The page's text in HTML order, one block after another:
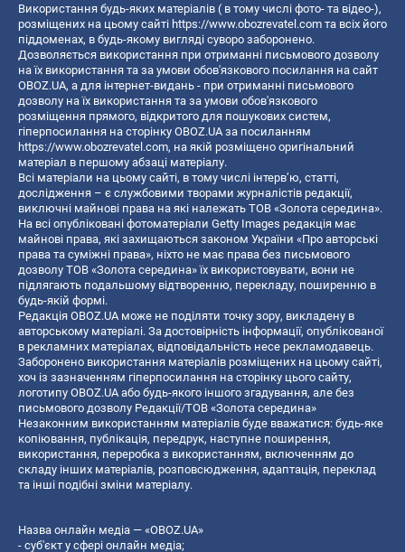
Використання будь-яких матеріалів ( в тому числі фото- та відео-),
розміщених на цьому сайті https://www.obozrevatel.com та всіх його
піддоменах, в будь-якому вигляді суворо заборонено.
Дозволяється використання при отриманні письмового дозволу
на їх використання та за умови обов'язкового посилання на сайт
OBOZ.UA, а для інтернет-видань - при отриманні письмового
дозволу на їх використання та за умови обов'язкового
розміщення прямого, відкритого для пошукових систем,
гіперпосилання на сторінку OBOZ.UA за посиланням
https://www.obozrevatel.com, на якій розміщено оригінальний
матеріал в першому абзаці матеріалу.
Всі матеріали на цьому сайті, в тому числі інтерв’ю, статті,
дослідження – є службовими творами журналістів редакції,
виключні майнові права на які належать ТОВ «Золота середина».
На всі опубліковані фотоматеріали Getty Images редакція має
майнові права, які захищаються законом України «Про авторські
права та суміжні права», ніхто не має права без письмового
дозволу ТОВ «Золота середина» їх використовувати, вони не
підлягають подальшому відтворенню, перекладу, поширенню в
будь-якій формі.
Редакція OBOZ.UA може не поділяти точку зору, викладену в
авторському матеріалі. За достовірність інформації, опублікованої
в рекламних матеріалах, відповідальність несе рекламодавець.
Заборонено використання матеріалів розміщених на цьому сайті,
хоч із зазначенням гіперпосилання на сторінку цього сайту,
логотипу OBOZ.UA або будь-якого іншого згадування, але без
письмового дозволу Редакції/ТОВ «Золота середина»
Незаконним використанням матеріалів буде вважатися: будь-яке
копiювання, публiкацiя, передрук, наступне поширення,
використання, переробка з використанням, включенням до
складу інших матеріалів, розповсюдження, адаптація, переклад
та інші подібні зміни матеріалу.
Назва онлайн медіа — «OBOZ.UA»
- суб'єкт у сфері онлайн медіа;